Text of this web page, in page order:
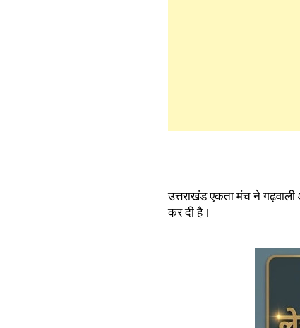
उत्तराखंड एकता मंच ने
कर दी है।